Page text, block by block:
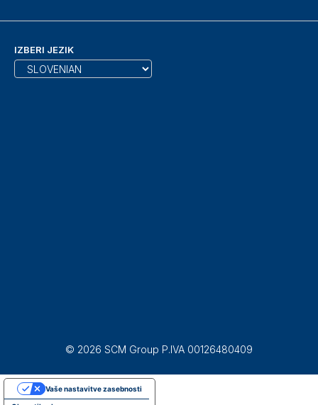
IZBERI JEZIK
© 2026 SCM Group P.IVA 00126480409
Vaše nastavitve zasebnosti